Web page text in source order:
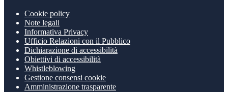
Cookie policy
Note legali
Informativa Privacy
Ufficio Relazioni con il Pubblico
Dichiarazione di accessibilità
Obiettivi di accessibilità
Whistleblowing
Gestione consensi cookie
Amministrazione trasparente